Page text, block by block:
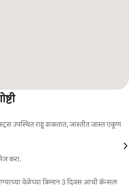
उपस्थित राहू शकतात, जास्तीत जास्त एकूण
करा.
वेळेच्या किमान 3 दिवस आधी कॅन्सल